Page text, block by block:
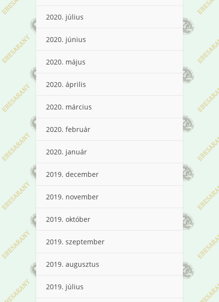
2020. július
2020. június
2020. május
2020. április
2020. március
2020. február
2020. január
2019. december
2019. november
2019. október
2019. szeptember
2019. augusztus
2019. július